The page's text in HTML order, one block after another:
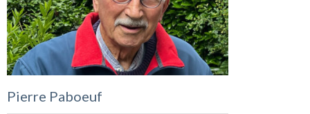
Pierre Paboeuf